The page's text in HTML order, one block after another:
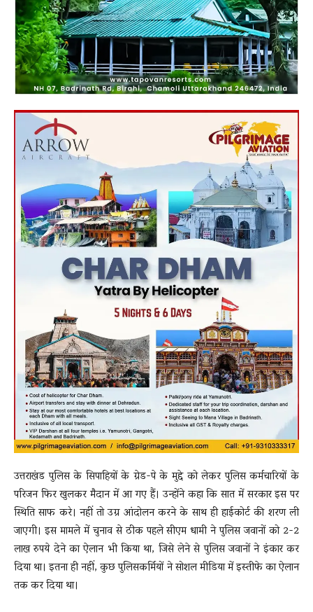
उत्तराखंड पुलिस के सिपाहियों के ग्रेड-पे के मुद्दे को लेकर पुलिस कर्मचारियों के
परिजन फिर खुलकर मैदान में आ गए हैं। उन्होंने कहा कि सात में सरकार इस पर
स्थिति साफ करे। नहीं तो उग्र आंदोलन करने के साथ ही हाईकोर्ट की शरण ली
जाएगी। इस मामले में चुनाव से ठीक पहले सीएम धामी ने पुलिस जवानों को 2-2
लाख रुपये देने का ऐलान भी किया था, जिसे लेने से पुलिस जवानों ने इंकार कर
दिया था। इतना ही नहीं, कुछ पुलिसकर्मियों ने सोशल मीडिया में इस्तीफे का ऐलान
तक कर दिया था।